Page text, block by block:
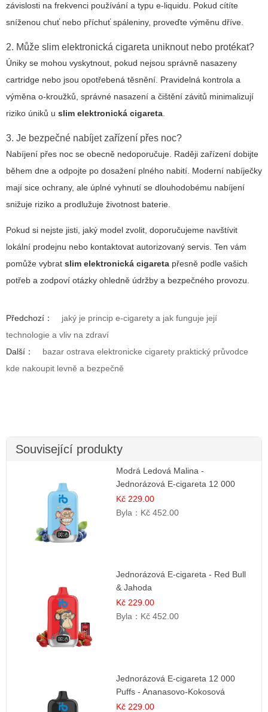
závislosti na frekvenci používání a typu e-liquidu. Pokud cítíte
sníženou chuť nebo příchuť spáleniny, proveďte výměnu dříve.
2. Může slim elektronická cigareta uniknout nebo protékat?
Úniky se mohou vyskytnout, pokud nejsou správně nasazeny
cartridge nebo jsou opotřebená těsnění. Pravidelná kontrola a
výměna o-kroužků, správné nasazení a čištění závitů minimalizují
riziko úniků u slim elektronická cigareta
3. Je bezpečné nabíjet zařízení přes noc?
Nabíjení přes noc se obecně nedoporučuje. Raději zařízení dobijte
během dne a odpojte po dosažení plného nabití. Moderní nabíječky
mají sice ochrany, ale úplné vyhnutí se dlouhodobému nabíjení
snižuje riziko a prodlužuje životnost baterie.
Pokud si nejste jisti, jaký model zvolit, doporučujeme navštívit
lokální prodejnu nebo kontaktovat autorizovaný servis. Ten vám
pomůže vybrat slim elektronická cigareta přesně podle vašich
potřeb a zodpoví otázky ohledně údržby a bezpečného provozu.
Předchozí：
jaký je princip e-cigarety a jak funguje její
technologie a vliv na zdraví
Další：
bazar ostrava elektronicke cigarety praktický průvodce
kde nakoupit levně a bezpečně
Související produkty
Modrá Ledová Malina -
Jednorázová E-cigareta 12 000
šluků | Osvěžující Bobulová Příchuť
Kč 229.00
Byla： Kč 452.00
Jednorázová E-cigareta - Red Bull
& Jahoda
Kč 229.00
Byla： Kč 452.00
Jednorázová E-cigareta 12 000
Puffs - Ananasovo-Kokosová
Zmrzlina
Kč 229.00